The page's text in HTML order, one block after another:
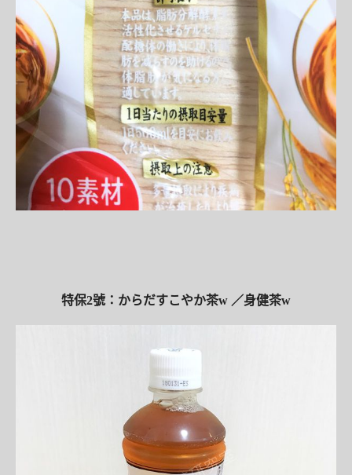
特保2號：からだすこやか茶w ／身健茶w